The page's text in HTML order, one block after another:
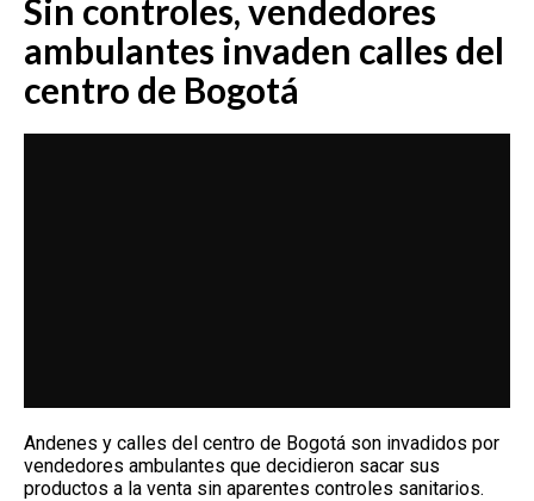
EMISIÓN 12:30 PM
EMISIÓN 7:00 PM
Sin controles, vendedores
ambulantes invaden calles del
centro de Bogotá
Andenes y calles del centro de Bogotá son invadidos por
vendedores ambulantes que decidieron sacar sus
productos a la venta sin aparentes controles sanitarios.